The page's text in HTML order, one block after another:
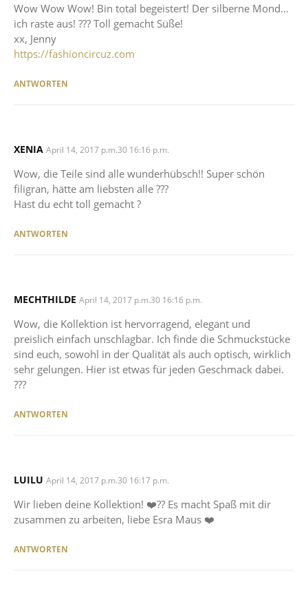
Wow Wow Wow! Bin total begeistert! Der silberne Mond…
ich raste aus! ??? Toll gemacht Süße!
xx, Jenny
https://fashioncircuz.com
ANTWORTEN
XENIA SAYS:
April 14, 2017 p.m.30 16:16 p.m.
Wow, die Teile sind alle wunderhübsch!! Super schön
filigran, hätte am liebsten alle ???
Hast du echt toll gemacht ?
ANTWORTEN
MECHTHILDE SAYS:
April 14, 2017 p.m.30 16:16 p.m.
Wow, die Kollektion ist hervorragend, elegant und
preislich einfach unschlagbar. Ich finde die Schmuckstücke
sind euch, sowohl in der Qualität als auch optisch, wirklich
sehr gelungen. Hier ist etwas für jeden Geschmack dabei.
???
ANTWORTEN
LUILU SAYS:
April 14, 2017 p.m.30 16:17 p.m.
Wir lieben deine Kollektion! ❤️️?? Es macht Spaß mit dir
zusammen zu arbeiten, liebe Esra Maus ❤️️
ANTWORTEN